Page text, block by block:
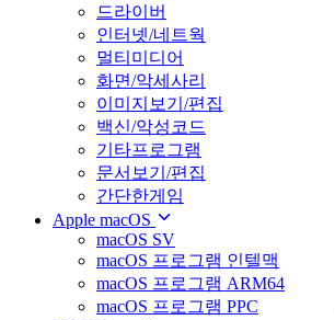
드라이버
인터넷/네트웍
멀티미디어
화면/악세사리
이미지보기/편집
백신/악성코드
기타프로그램
문서보기/편집
간단한게임
Apple macOS
macOS SV
macOS 프로그램 인텔맥
macOS 프로그램 ARM64
macOS 프로그램 PPC